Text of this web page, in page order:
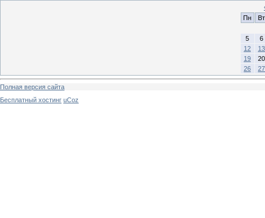
Пн
Вт
5
6
12
13
19
20
26
27
Полная версия сайта
Бесплатный хостинг uCoz